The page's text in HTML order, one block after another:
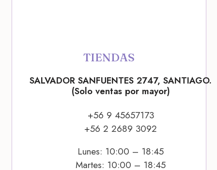
TIENDAS
SALVADOR SANFUENTES 2747, SANTIAGO.
(Solo ventas por mayor)
+56 9 45657173
+56 2 2689 3092
Lunes: 10:00 – 18:45
Martes: 10:00 – 18:45